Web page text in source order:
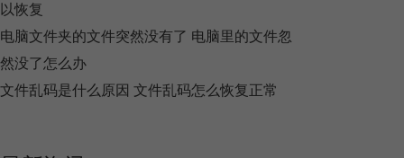
以恢复
电脑文件夹的文件突然没有了 电脑里的文件忽
然没了怎么办
文件乱码是什么原因 文件乱码怎么恢复正常